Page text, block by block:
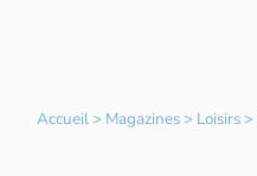
Accueil> Magazines> Loisirs>